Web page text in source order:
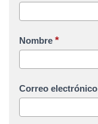
Nombre *
Correo electrónico